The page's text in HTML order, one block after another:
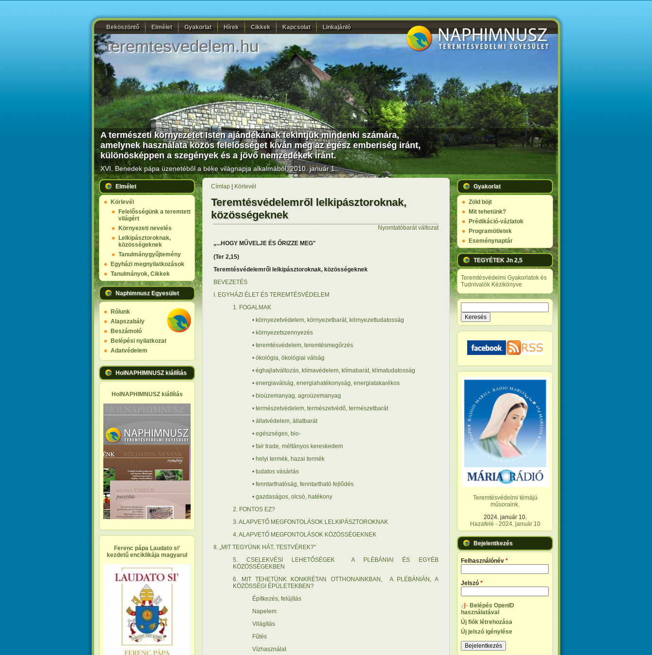
Beköszöntő Elmélet Gyakorlat Hírek Cikkek Kapcsolat Linkajánló
teremtesvedelem.hu
A természeti környezetet Isten ajándékának tekintjük mindenki számára,
amelynek használata közös felelősséget kíván meg az egész emberiség iránt,
különösképpen a szegények és a jövő nemzedékek iránt.
XVI. Benedek pápa üzenetéből a béke világnapja alkalmából, 2010. január 1.
Elmélet
Körlevél
Felelősségünk a teremtett
világért
Környezeti nevelés
Lelkipásztoroknak,
közösségeknek
Tanulmánygyűjtemény
Egyházi megnyilatkozások
Tanulmányok, Cikkek
Naphimnusz Egyesület
Rólunk
Alapszabály
Beszámoló
Belépési nyilatkozat
Adatvédelem
HolNAPHIMNUSZ kiállítás
HolNAPHIMNUSZ kiállítás
Ferenc pápa Laudato si’
kezdetű enciklikája magyarul
Címlap Körlevél
Teremtésvédelemről lelkipásztoroknak,
közösségeknek
Nyomtatóbarát változat
„...HOGY MŰVELJE ÉS ŐRIZZE MEG"
(Ter 2,15)
Teremtésvédelemről lelkipásztoroknak, közösségeknek
BEVEZETÉS
I. EGYHÁZI ÉLET ÉS TEREMTÉSVÉDELEM
1. FOGALMAK
• környezetvédelem, környezetbarát, környezettudatosság
• környezetszennyezés
• teremtésvédelem, teremtésmegőrzés
• ökológia, ökológiai válság
• éghajlatváltozás, klímavédelem, klímabarát, klímatudatosság
• energiaválság, energiahatékonyság, energiatakarékos
• bioüzemanyag, agroüzemanyag
• természetvédelem, természetvédő, természetbarát
• állatvédelem, állatbarát
• egészséges, bio-
• fair trade, méltányos kereskedem
• helyi termék, hazai termék
• tudatos vásárlás
• fenntarthatóság, fenntartható fejlődés
• gazdaságos, olcsó, hatékony
2. FONTOS EZ?
3. ALAPVETŐ MEGFONTOLÁSOK LELKIPÁSZTOROKNAK
4. ALAPVETŐ MEGFONTOLÁSOK KÖZÖSSÉGEKNEK
II. „MIT TEGYÜNK HÁT, TESTVÉREK?"
5. CSELEKVÉSI LEHETŐSÉGEK A PLÉBÁNIAI ÉS EGYÉB
KÖZÖSSÉGEKBEN
6. MIT TEHETÜNK KONKRÉTAN OTTHONAINKBAN, A PLÉBÁNIÁN, A
KÖZÖSSÉGI ÉPÜLETEKBEN?
Építkezés, felújítás
Napelem
Világítás
Fűtés
Vízhasználat
Gyakorlat
Zöld böjt
Mit tehetünk?
Prédikáció-vázlatok
Programötletek
Eseménynaptár
TEGYÉTEK Jn 2,5
Teremtésvédelmi Gyakorlatok és
Tudnivalók Kézikönyve
Keresés űrlap
Teremtésvédelmi témájú
műsoraink.
2024. január 10.
Hazafelé - 2024. január 10
Bejelentkezés
Felhasználónév *
Jelszó *
Belépés OpenID
használatával
Új fiók létrehozása
Új jelszó igénylése